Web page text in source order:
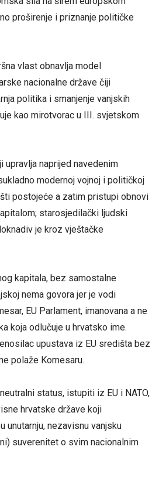
proširenje i priznanje političke
vlast obnavlja model
nacionalne države čiji
politika i smanjenje vanjskih
kao mirotvorac u III. svjetskom
upravlja naprijed navedenim
modernoj vojnoj i političkoj
postojeće a zatim pristupi obnovi
starosjedilački ljudski
je kroz vještačke
kapitala, bez samostalne
nema govora jer je vodi
EU Parlament, imanovana a ne
koja odlučuje u hrvatsko ime.
upustava iz EU središta bez
polaže Komesaru.
status, istupiti iz EU i NATO,
hrvatske države koji
unutarnju, nezavisnu vanjsku
suverenitet o svim nacionalnim